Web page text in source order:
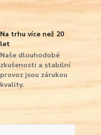
Na trhu více než 20
let
Naše dlouhodobé
zkušenosti a stabilní
provoz jsou zárukou
kvality.